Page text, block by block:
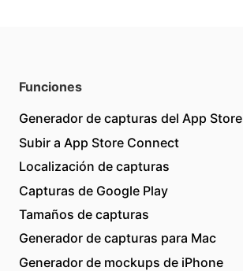
Funciones
Generador de capturas del App Store
Subir a App Store Connect
Localización de capturas
Capturas de Google Play
Tamaños de capturas
Generador de capturas para Mac
Generador de mockups de iPhone